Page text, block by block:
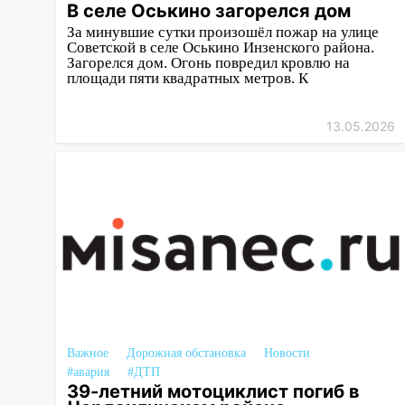
08:20 В Ульяновске
восстановили трамвайную и
троллейбусную
инфраструктуру после шторма.
07:30 Евро-3 вместо Евро-5:
что означают классы бензина и
06:30
Какая погода будет в
Ульяновской области днем 9
августа
В селе Оськино загорелся дом
За минувшие сутки произошёл пожар на улице
Советской в селе Оськино Инзенского района.
Загорелся дом. Огонь повредил кровлю на
площади пяти квадратных метров. К
13.05.2026
Важное Дорожная обстановка
Новости
#авария
#ДТП
39-летний мотоциклист погиб в